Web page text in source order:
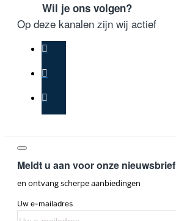
Wil je ons volgen?
Op deze kanalen zijn wij actief
Meldt u aan voor onze nieuwsbrief
en ontvang scherpe aanbiedingen
Uw e-mailadres